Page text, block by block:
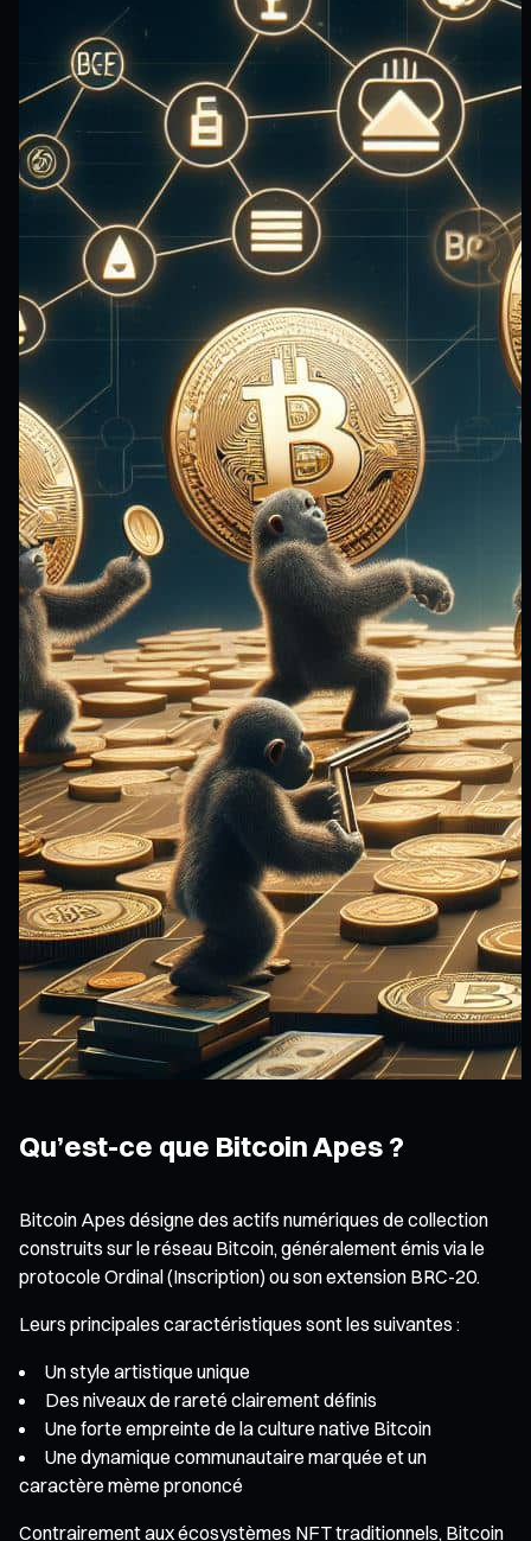
Qu’est-ce que Bitcoin Apes ?
Bitcoin Apes désigne des actifs numériques de collection
construits sur le réseau Bitcoin, généralement émis via le
protocole Ordinal (Inscription) ou son extension BRC-20.
Leurs principales caractéristiques sont les suivantes :
Un style artistique unique
Des niveaux de rareté clairement définis
Une forte empreinte de la culture native Bitcoin
Une dynamique communautaire marquée et un
caractère mème prononcé
Contrairement aux écosystèmes NFT traditionnels, Bitcoin